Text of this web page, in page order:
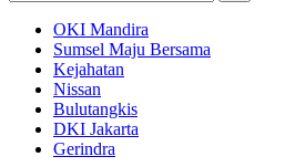
OKI Mandira
Sumsel Maju Bersama
Kejahatan
Nissan
Bulutangkis
DKI Jakarta
Gerindra